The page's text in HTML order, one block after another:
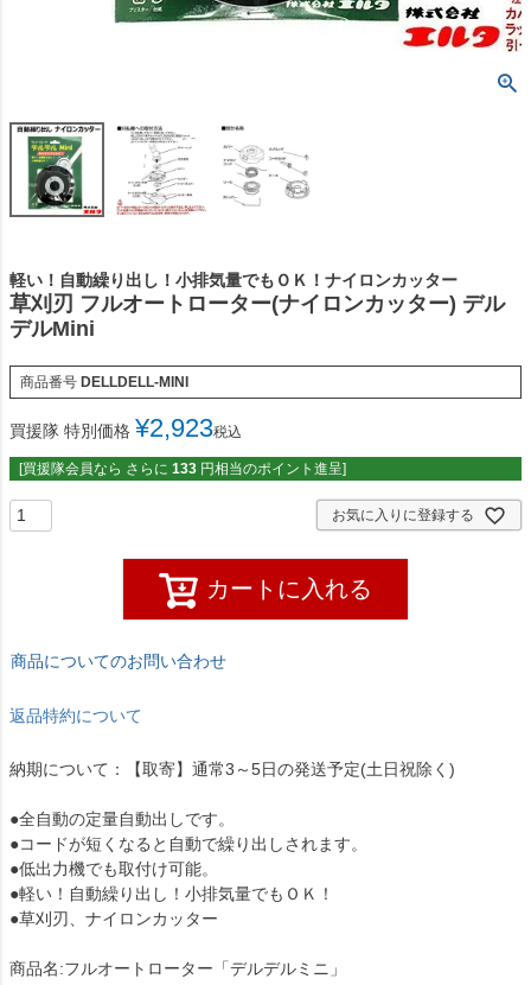
軽い！自動繰り出し！小排気量でもＯＫ！ナイロンカッター
草刈刃 フルオートローター(ナイロンカッター) デル
デルMini
商品番号 DELLDELL-MINI
買援隊 特別価格 ¥2,923税込
[買援隊会員なら さらに 133 円相当のポイント進呈]
お気に入りに登録する
カートに入れる
商品についてのお問い合わせ
返品特約について
納期について：【取寄】通常3～5日の発送予定(土日祝除く)
●全自動の定量自動出しです。
●コードが短くなると自動で繰り出しされます。
●低出力機でも取付け可能。
●軽い！自動繰り出し！小排気量でもＯＫ！
●草刈刃、ナイロンカッター
商品名:フルオートローター「デルデルミニ」